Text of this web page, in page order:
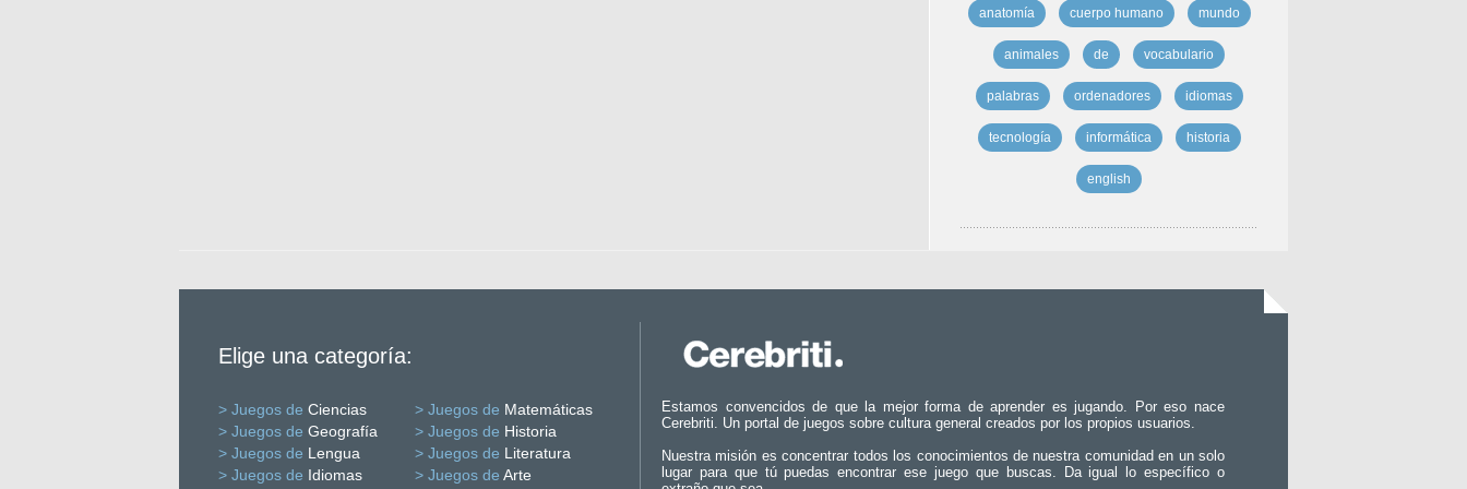
anatomía cuerpo humano mundo
animales de vocabulario
palabras ordenadores idiomas
tecnología informática historia
english
Elige una categoría:
> Juegos de Ciencias > Juegos de Matemáticas
> Juegos de Geografía > Juegos de Historia
> Juegos de Lengua > Juegos de Literatura
> Juegos de Idiomas > Juegos de Arte
Estamos convencidos de que la mejor forma de aprender es jugando. Por eso nace
Cerebriti. Un portal de juegos sobre cultura general creados por los propios usuarios.
Nuestra misión es concentrar todos los conocimientos de nuestra comunidad en un solo
lugar para que tú puedas encontrar ese juego que buscas. Da igual lo específico o